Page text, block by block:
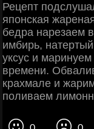
Рецепт
японская
бедра нарезаем
имбирь,
уксус и маринуем
времени.
крахмале и
поливаем